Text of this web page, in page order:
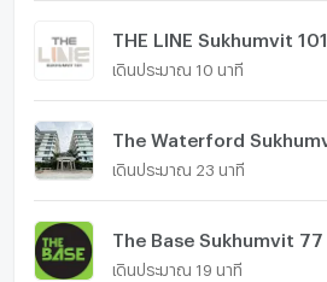
THE LINE Sukhumvit 101
เดินประมาณ 10 นาที
เดินประมาณ 23 นาที
The Base Sukhumvit 77
เดินประมาณ 19 นาที